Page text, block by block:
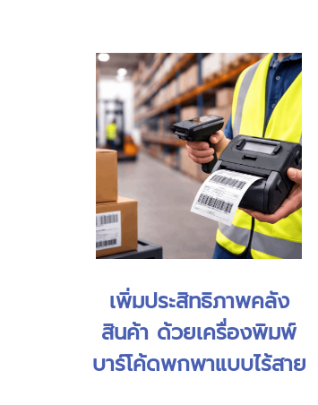
เพิ่มประสิทธิภาพคลัง
สินค้า ด้วยเครื่องพิมพ์
บาร์โค้ดพกพาแบบไร้สาย